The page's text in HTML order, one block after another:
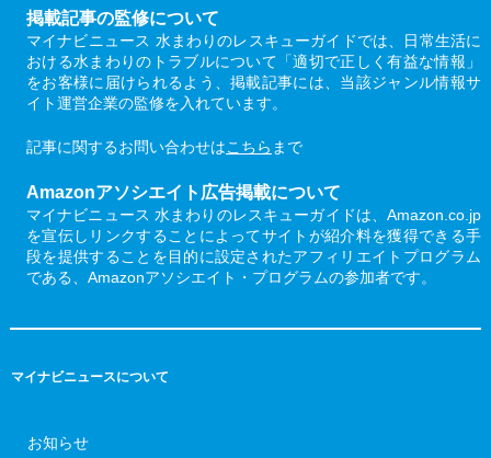
掲載記事の監修について
マイナビニュース 水まわりのレスキューガイドでは、日常生活に
おける水まわりのトラブルについて「適切で正しく有益な情報」
をお客様に届けられるよう、掲載記事には、当該ジャンル情報サ
イト運営企業の監修を入れています。
記事に関するお問い合わせはこちら まで
Amazonアソシエイト広告掲載について
マイナビニュース 水まわりのレスキューガイドは、Amazon.co.jp
を宣伝しリンクすることによってサイトが紹介料を獲得できる手
段を提供することを目的に設定されたアフィリエイトプログラム
である、Amazonアソシエイト・プログラムの参加者です。
マイナビニュースについて
お知らせ